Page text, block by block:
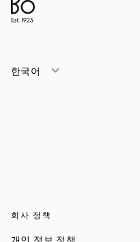
한국어
회사 정책
Link Opens in